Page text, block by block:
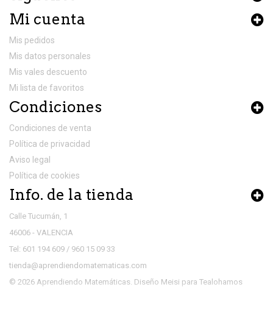
Mi cuenta
Mis pedidos
Mis datos personales
Mis vales descuento
Mi lista de favoritos
Condiciones
Condiciones de venta
Política de privacidad
Aviso legal
Política de cookies
Info. de la tienda
Calle Tucumán, 1
46006 - VALENCIA
Tel: 601 194 609 / 960 15 09 33
tienda@aprendiendomatematicas.com
© 2026 Aprendiendo Matemáticas. Diseño Meisi para Tealohamos